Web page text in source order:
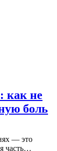
как не
боль
— это
часть…